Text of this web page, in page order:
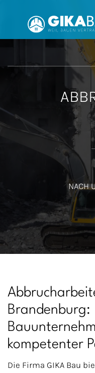
NACH
Brandenburg:
kompetenter
Die Firma GIKA Bau